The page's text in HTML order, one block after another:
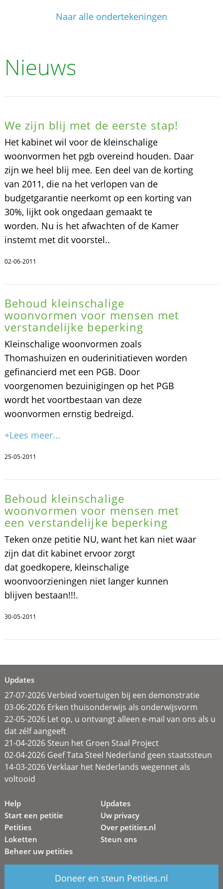
Naar alle ondertekeningen
Nieuws
We zijn blij met de eerste stap!
Het kabinet wil voor de kleinschalige
woonvormen het pgb overeind houden. Daar
zijn we heel blij mee. Een deel van de korting
van 2011, die na het verlopen van de
budgetgarantie neerkomt op een korting van
30%, lijkt ook ongedaan gemaakt te
worden. Nu is het afwachten of de Kamer
instemt met dit voorstel..
02-06-2011
Behoud kleinschalige
woonvormen voor mensen met
verstandelijke beperking
Kleinschalige woonvormen zoals
Thomashuizen en ouderinitiatieven worden
gefinancierd met een PGB. Door
voorgenomen bezuinigingen op het PGB
wordt het voortbestaan van deze
woonvormen ernstig bedreigd.
+Lees meer...
25-05-2011
Behoud kleinschalige
woonvormen voor mensen met
een verstandelijke beperking
Teken onze petitie NU, want het kan niet waar
zijn dat dit kabinet ervoor zorgt
dat goedkopere, kleinschalige
woonvoorzieningen niet langer kunnen
blijven bestaan!!!.
30-05-2011
Updates
27-07-2026 Verbied voertuigen bij een demonstratie
03-06-2026 Erken thuisonderwijs als onderwijsvorm
22-05-2026 Let op, u ontvangt alleen e-mail van ons als u
dat zélf aangeeft
21-04-2026 Steun het Groen Staal Project
02-04-2026 Geef Tata Steel Nederland geen staatssteun
14-03-2026 Verklaar het Nederlands wegennet als
voltooid
Help
Start een petitie
Petities
Loketten
Beheer uw petities
Updates
Uw privacy
Over petities.nl
Steun ons
Doneer en steun Petities.nl